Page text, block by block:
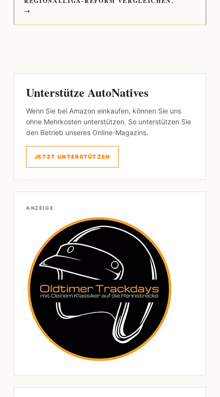
→
Unterstütze AutoNatives
Wenn Sie bei Amazon einkaufen, können Sie uns
ohne Mehrkosten unterstützen. So unterstützen Sie
den Betrieb unseres Online-Magazins.
JETZT UNTERSTÜTZEN
ANZEIGE